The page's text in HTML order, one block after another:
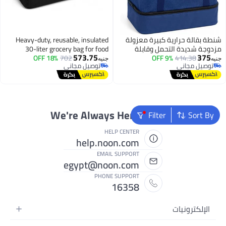
شنطة بقالة حرارية كبيرة معزولة
مزدوجة شديدة التحمل وقابلة
لاعادة الاستخدام وقابلة لاعادة
الاستخدام مع سحاب لتخزين الطعام
والسفر والنزهات والتخييم والشاطئ
جنيه375
414.38
9% OFF
توصيل مجاني
توصيل مجاني
Heavy-duty, reusable, insulated
30-liter grocery bag for food
storage. Features a foldable zipper
closure and is portable for
shopping, travel, picnics, camping,
جنيه573.75
702
18% OFF
توصيل مجاني
توصيل مجاني
Sort By
Filter
We're Always Here To Help
HELP CENTER
help.noon.com
EMAIL SUPPORT
egypt@noon.com
PHONE SUPPORT
16358
الإلكترونيات